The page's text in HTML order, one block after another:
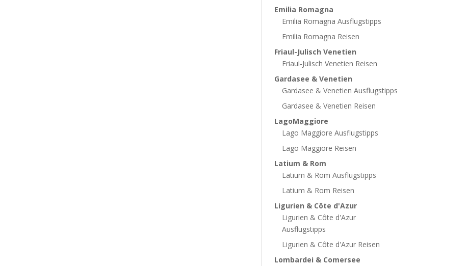
Emilia Romagna
Emilia Romagna Ausflugstipps
Emilia Romagna Reisen
Friaul-Julisch Venetien
Friaul-Julisch Venetien Reisen
Gardasee & Venetien
Gardasee & Venetien Ausflugstipps
Gardasee & Venetien Reisen
LagoMaggiore
Lago Maggiore Ausflugstipps
Lago Maggiore Reisen
Latium & Rom
Latium & Rom Ausflugstipps
Latium & Rom Reisen
Ligurien & Côte d'Azur
Ligurien & Côte d'Azur
Ausflugstipps
Ligurien & Côte d'Azur Reisen
Lombardei & Comersee